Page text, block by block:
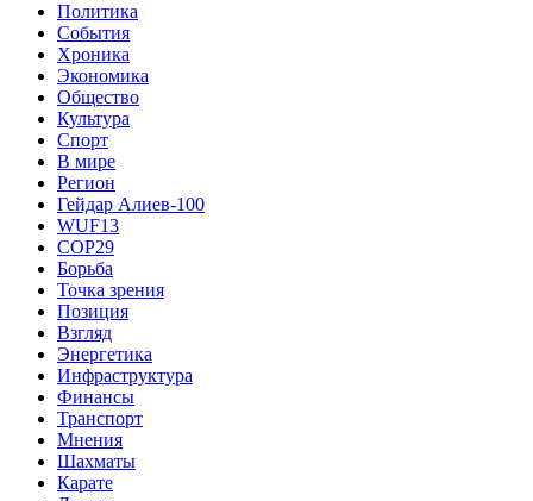
Политика
События
Хроника
Экономика
Общество
Культура
Спорт
В мире
Регион
Гейдар Алиев-100
WUF13
COP29
Борьба
Точка зрения
Позиция
Взгляд
Энергетика
Инфраструктура
Финансы
Транспорт
Мнения
Шахматы
Карате